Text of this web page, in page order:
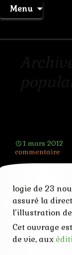
Menu
Aller
au
1 mars 2012
commentaire
logie de 23
assuré la
l’illustration
Cet ouvrage
de vie, aux